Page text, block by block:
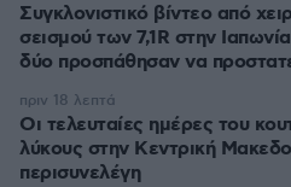
Συγκλονιστικό βίντεο από
σεισμού των 7,1R στην
δύο προσπάθησαν να
Οι τελευταίες ημέρες του
λύκους στην Κεντρική
περισυνελέγη
πριν 18 λεπτά